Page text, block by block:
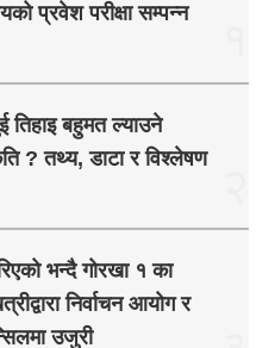
प्रवेश परीक्षा सम्पन्न
तिहाइ बहुमत ल्याउने
? तथ्य, डाटा र विश्लेषण
भन्दै गोरखा १ का
निर्वाचन आयोग र
उजुरी